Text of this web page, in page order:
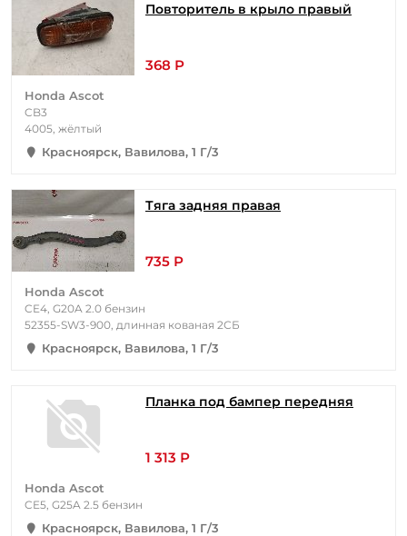
Повторитель в крыло правый
368 Р
Honda Ascot
CB3
4005, жёлтый
Красноярск, Вавилова, 1 Г/3
Тяга задняя правая
735 Р
Honda Ascot
CE4, G20A 2.0 бензин
52355-SW3-900, длинная кованая 2СБ
Красноярск, Вавилова, 1 Г/3
Планка под бампер передняя
1 313 Р
Honda Ascot
CE5, G25A 2.5 бензин
Красноярск, Вавилова, 1 Г/3